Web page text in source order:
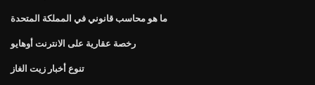
ما هو محاسب قانوني في المملكة المتحدة
رخصة عقارية على الانترنت أوهايو
تنوع أخبار زيت الغاز